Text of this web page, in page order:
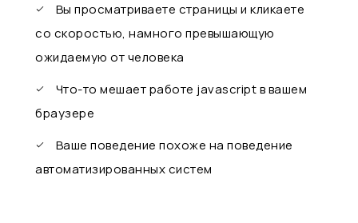
Вы просматриваете страницы и кликаете
со скоростью, намного превышающую
ожидаемую от человека
Что-то мешает работе javascript в вашем
браузере
Ваше поведение похоже на поведение
автоматизированных систем